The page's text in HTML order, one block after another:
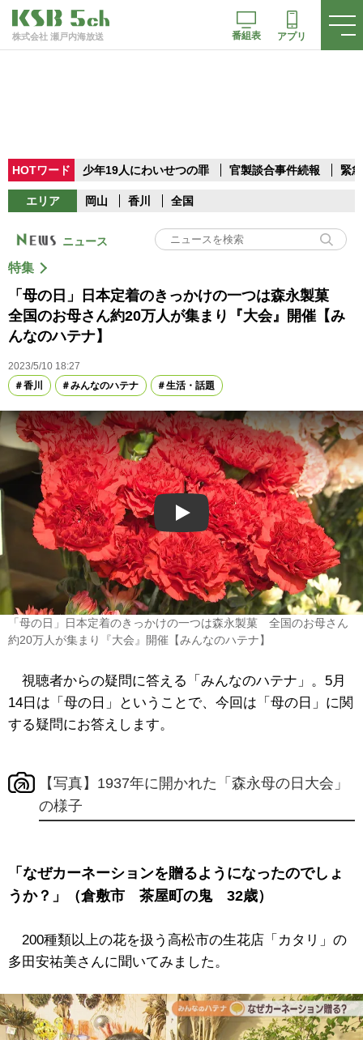
株式会社 瀬戸内海放送 番組表 アプリ
HOTワード 少年19人にわいせつの罪 官製談合事件続報 緊
エリア 岡山 香川 全国
ニュース
特集
「母の日」日本定着のきっかけの一つは森永製菓
全国のお母さん約20万人が集まり『大会』開催【み
んなのハテナ】
2023/5/10 18:27
香川
みんなのハテナ 生活・話題
Play
「母の日」日本定着のきっかけの一つは森永製菓 全国のお母さん
約20万人が集まり『大会』開催【みんなのハテナ】
視聴者からの疑問に答える「みんなのハテナ」。5月
14日は「母の日」ということで、今回は「母の日」に関
する疑問にお答えします。
【写真】1937年に開かれた「森永母の日大会」
の様子
「なぜカーネーションを贈るようになったのでしょ
うか？」（倉敷市 茶屋町の鬼 32歳）
200種類以上の花を扱う高松市の生花店「カタリ」の
多田安祐美さんに聞いてみました。